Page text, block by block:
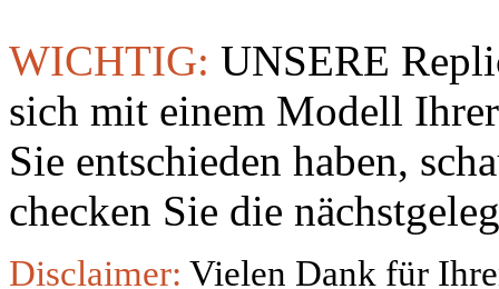
WICHTIG: UNSERE
sich mit einem Modell
Sie entschieden haben,
checken Sie die
Disclaimer: Vielen Dank für